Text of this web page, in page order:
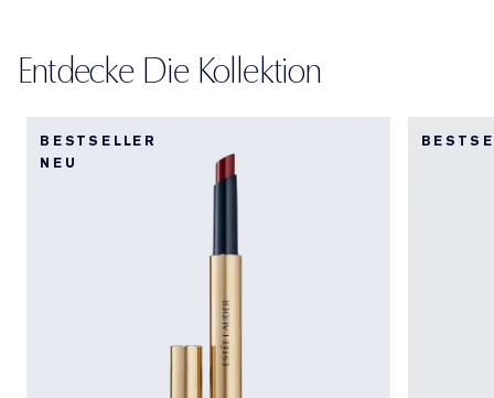
Entdecke Die Kollektion
BESTSELLER
NEU